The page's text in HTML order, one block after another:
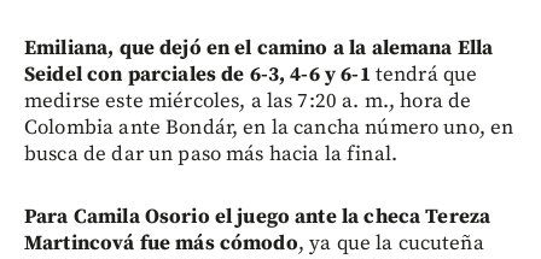
Emiliana, que dejó en el camino a la alemana Ella
Seidel con parciales de 6-3, 4-6 y 6-1 tendrá que
medirse este miércoles, a las 7:20 a. m., hora de
Colombia ante Bondár, en la cancha número uno, en
busca de dar un paso más hacia la final.
Para Camila Osorio el juego ante la checa Tereza
Martincová fue más cómodo, ya que la cucuteña